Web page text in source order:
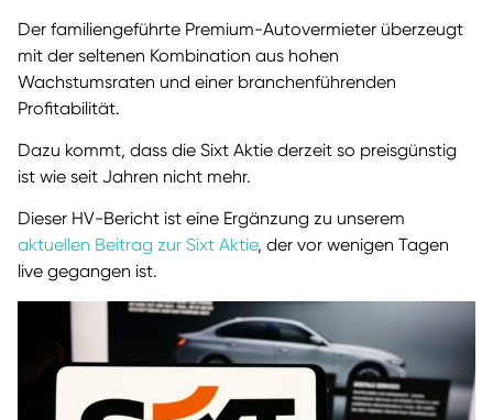
Der familiengeführte Premium-Autovermieter überzeugt
mit der seltenen Kombination aus hohen
Wachstumsraten und einer branchenführenden
Profitabilität.
Dazu kommt, dass die Sixt Aktie derzeit so preisgünstig
ist wie seit Jahren nicht mehr.
Dieser HV-Bericht ist eine Ergänzung zu unserem
aktuellen Beitrag zur Sixt Aktie, der vor wenigen Tagen
live gegangen ist.